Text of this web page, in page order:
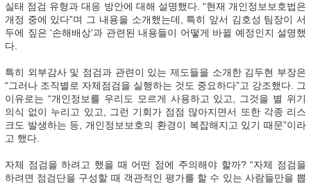
실태 점검 유형과 대응 방안에 대해 설명했다. “현재 개인정보보호법은
개정 중에 있다”며 그 내용을 소개했는데, 특히 앞서 김호성 팀장이 서
두에 짚은 ‘손해배상’과 관련된 내용들이 어떻게 바뀔 예정인지 설명했
다.
특히 외부감사 및 점검과 관련이 있는 제도들을 소개한 김두현 부장은
“그러나 조직별로 자체점검을 실행하는 것도 중요하다”고 강조했다. 그
이유로는 “개인정보를 우리도 모르게 사용하고 있고, 그것을 별 위기
의식 없이 누리고 있고, 그런 기회가 점점 많아지면서 또한 각종 리스
크도 발생하는 등, 개인정보보호의 환경이 복잡해지고 있기 때문”이라
고 했다.
자체 점검을 하려고 했을 때 어떤 점에 주의해야 할까? “자체 점검을
하려면 점검단을 구성할 때 객관적인 평가를 할 수 있는 사람들만을 뽑